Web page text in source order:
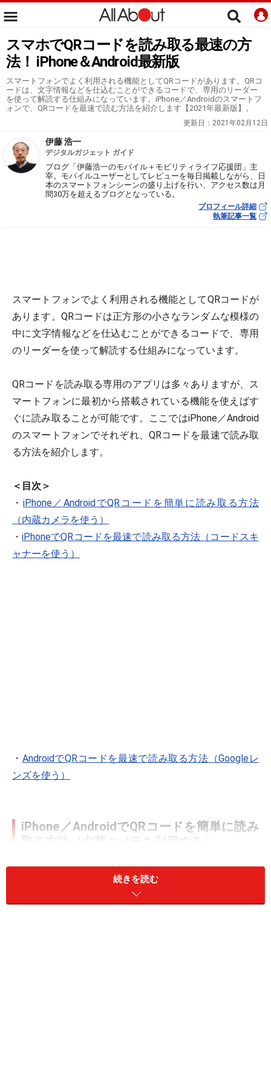
スマホでQRコードを読み取る最速の方
法！ iPhone＆Android最新版
スマートフォンでよく利用される機能としてQRコードがあります。QRコ
ードは、文字情報などを仕込むことができるコードで、専用のリーダー
を使って解読する仕組みになっています。iPhone／Androidのスマートフ
ォンで、QRコードを最速で読む方法を紹介します【2021年最新版】。
更新日： 2021年02月12日
伊藤 浩一
デジタルガジェット ガイド
ブログ「伊藤浩一のモバイル＋モビリティライフ応援団」主
宰。モバイルユーザーとしてレビューを毎日掲載しながら、日
本のスマートフォンシーンの盛り上げを行い、アクセス数は月
間30万を超えるブログとなっている。
プロフィール詳細
執筆記事一覧
スマートフォンでよく利用される機能としてQRコードが
あります。QRコードは正方形の小さなランダムな模様の
中に文字情報などを仕込むことができるコードで、専用
のリーダーを使って解読する仕組みになっています。
QRコードを読み取る専用のアプリは多々ありますが、ス
マートフォンに最初から搭載されている機能を使えばす
ぐに読み取ることが可能です。ここではiPhone／Android
のスマートフォンでそれぞれ、QRコードを最速で読み取
る方法を紹介します。
＜目次＞
・ iPhone／AndroidでQRコードを簡単に読み取る方法
（内蔵カメラを使う）
・iPhoneでQRコードを最速で読み取る方法（コードスキ
ャナーを使う）
・ AndroidでQRコードを最速で読み取る方法（Googleレ
ンズを使う）
iPhone／AndroidでQRコードを簡単に読み
取る方法（内蔵カメラを利用する）
まずはiPhone／AndroidでQRコードを読み取る簡単な方
法を紹介します。iPhone／Androidの内蔵カメラには、
QRコードを読み取る機能が搭載されています。利用方法
続きを読む